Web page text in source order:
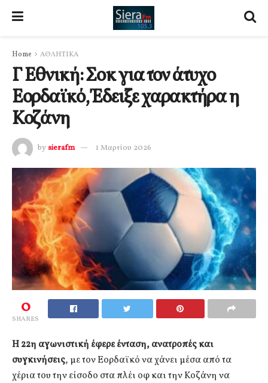
Home ΑΘΛΗΤΙΚΑ
Γ Εθνική: Σοκ για τον άτυχο
Εορδαϊκό, Έδειξε χαρακτήρα η
Κοζάνη
by sierafm 1 Μαρτίου 2026
0
SHARES
Η 22η αγωνιστική έφερε ένταση, ανατροπές και
συγκινήσεις, με τον Εορδαϊκό να χάνει μέσα από τα
χέρια του την είσοδο στα πλέι οφ και την Κοζάνη να